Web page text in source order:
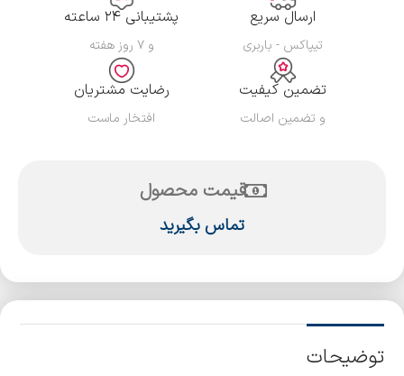
ارسال سریع
تیپاکس - باربری
پشتیبانی ۲۴ ساعته
و ۷ روز هفته
تضمین کیفیت
و تضمین اصالت
رضایت مشتریان
افتخار ماست
قیمت محصول
تماس بگیرید
توضیحات